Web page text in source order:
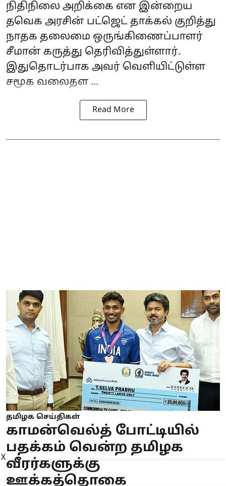
நிதிநிலை அறிக்கை என இன்றைய
தவெக அரசின் பட்ஜெட் தாக்கல் குறித்து
நாதக தலைமை ஒருங்கிணைப்பாளர்
சீமான் கருத்து தெரிவித்துள்ளார்.
இதுதொடர்பாக அவர் வெளியிட்டுள்ள
சமூக வலைதள ...
Read More
தமிழக செய்திகள்
காமன்வெல்த் போட்டியில்
பதக்கம் வென்ற தமிழக
வீரர்களுக்கு
ஊக்கத்தொகை
X